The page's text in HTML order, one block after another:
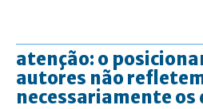
atenção: o
autores não
necessariamente os